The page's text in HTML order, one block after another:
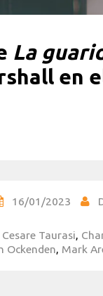
La
en
16/01/2023
Cesare Taurasi,
Ockenden, Mark